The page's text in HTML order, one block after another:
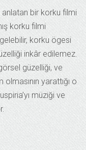
bir korku filmi
korku filmi
korku ögesi
inkâr edilemez.
güzelliği, ve
yarattığı o
müziği ve